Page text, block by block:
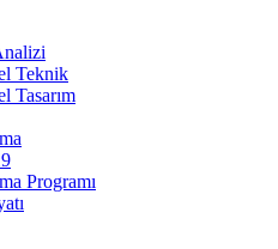
Teknik
Tasarım
Programı